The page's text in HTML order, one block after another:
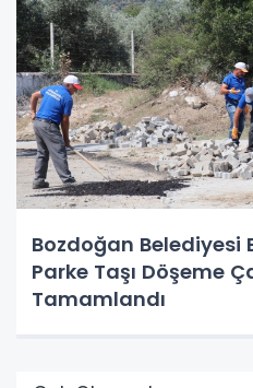
Bozdoğan Belediyesi
Parke Taşı Döşeme
Tamamlandı